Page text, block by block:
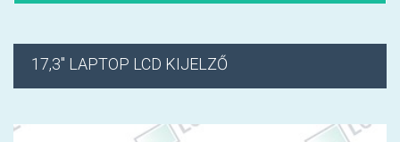
17,3" LAPTOP LCD KIJELZŐ